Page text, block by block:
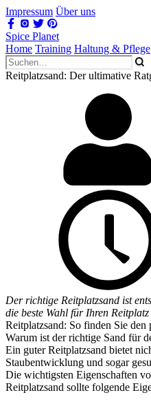
Impressum Über uns
Spice Planet
Home Training Haltung & Pflege
Reitplatzsand: Der ultimative
Der richtige Reitplatzsand ist
die beste Wahl für Ihren Reitplatz
Reitplatzsand: So finden Sie
Warum ist der richtige Sand für
Ein guter Reitplatzsand bietet
Staubentwicklung und sogar
Die wichtigsten Eigenschaften
Reitplatzsand sollte folgende